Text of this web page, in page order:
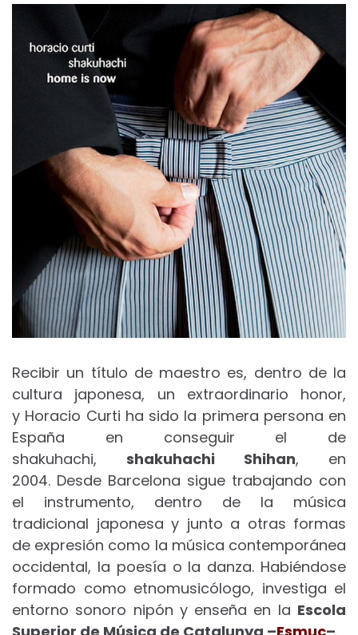
Recibir un título de maestro es, dentro de la
cultura japonesa, un extraordinario honor,
y Horacio Curti ha sido la primera persona en
España en conseguir el de
shakuhachi, shakuhachi Shihan, en
2004. Desde Barcelona sigue trabajando con
el instrumento, dentro de la música
tradicional japonesa y junto a otras formas
de expresión como la música contemporánea
occidental, la poesía o la danza. Habiéndose
formado como etnomusicólogo, investiga el
entorno sonoro nipón y enseña en la Escola